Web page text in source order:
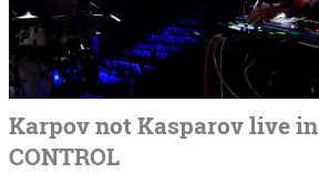
Karpov not Kasparov live in
CONTROL